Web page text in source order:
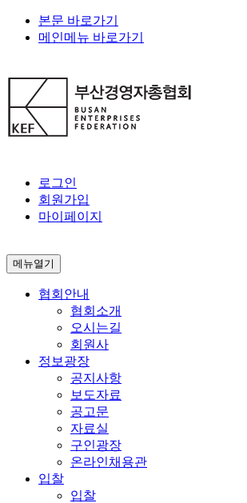
본문 바로가기
메인메뉴 바로가기
로그인
회원가입
마이페이지
메뉴열기
협회안내
협회소개
오시는길
회원사
정보광장
공지사항
보도자료
공고문
자료실
구인광장
온라인채용관
입찰
입찰